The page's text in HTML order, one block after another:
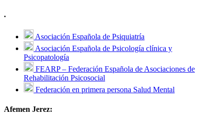
.
Asociación Española de Psiquiatría
Asociación Española de Psicología clínica y
Psicopatología
FEARP – Federación Española de Asociaciones de
Rehabilitación Psicosocial
Federación en primera persona Salud Mental
Afemen Jerez: